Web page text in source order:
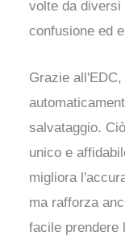
volte da diversi
confusione ed
Grazie
salvataggio.
unico e
migliora
ma rafforza
facile prendere